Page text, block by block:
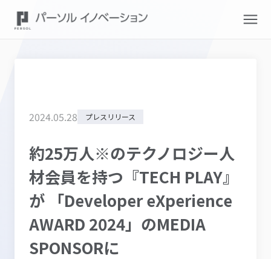
2024.05.28 プレスリリース
約25万人※のテクノロジー人
材会員を持つ『TECH PLAY』
が 「Developer eXperience
AWARD 2024」のMEDIA
SPONSORに